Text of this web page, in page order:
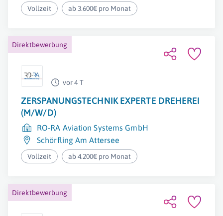
Vollzeit ab 3.600€ pro Monat
Direktbewerbung
vor 4 T
ZERSPANUNGSTECHNIK EXPERTE DREHEREI
(M/W/D)
RO-RA Aviation Systems GmbH
Schörfling Am Attersee
Vollzeit ab 4.200€ pro Monat
Direktbewerbung